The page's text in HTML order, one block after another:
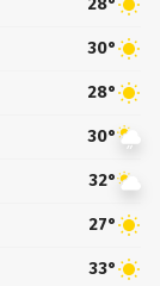
28°
30°
28°
30°
32°
27°
33°